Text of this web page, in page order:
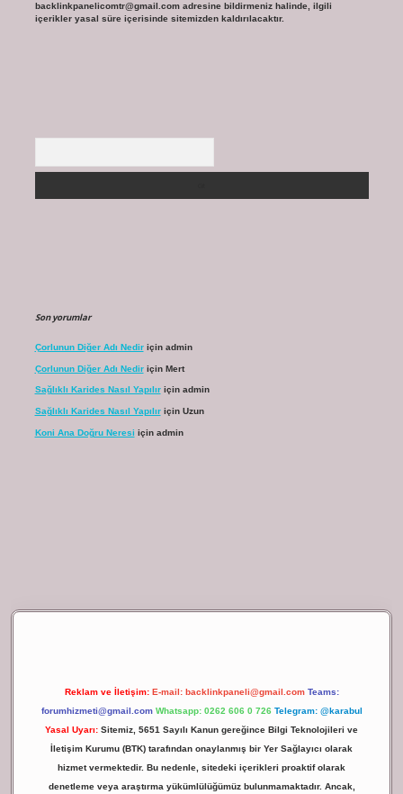
backlinkpanelicomtr@gmail.comadresine bildirmeniz halinde, ilgili
içerikler yasal süre içerisinde sitemizden kaldırılacaktır.
Son yorumlar
Çorlunun Diğer Adı Nediriçin admin
Çorlunun Diğer Adı Nediriçin Mert
Sağlıklı Karides Nasıl Yapılıriçin admin
Sağlıklı Karides Nasıl Yapılıriçin Uzun
Koni Ana Doğru Neresi için admin
Reklam ve İletişim: E-mail: backlinkpaneli@gmail.com Teams:
forumhizmeti@gmail.com Whatsapp: 0262 606 0 726 Telegram: @karabul
Yasal Uyarı: Sitemiz, 5651 Sayılı Kanun gereğince Bilgi Teknolojileri ve
İletişim Kurumu (BTK) tarafından onaylanmış bir Yer Sağlayıcı olarak
hizmet vermektedir. Bu nedenle, sitedeki içerikleri proaktif olarak
denetleme veya araştırma yükümlülüğümüz bulunmamaktadır. Ancak,